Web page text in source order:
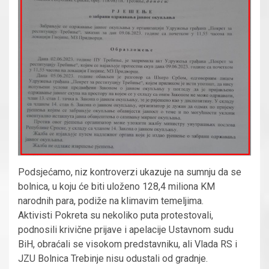
Podsjećamo, niz kontroverzi ukazuje na sumnju da se
bolnica, u koju će biti uloženo 128,4 miliona KM
narodnih para, podiže na klimavim temeljima.
Aktivisti Pokreta su nekoliko puta protestovali,
podnosili krivične prijave i apelacije Ustavnom sudu
BiH, obraćali se visokom predstavniku, ali Vlada RS i
JZU Bolnica Trebinje nisu odustali od gradnje.